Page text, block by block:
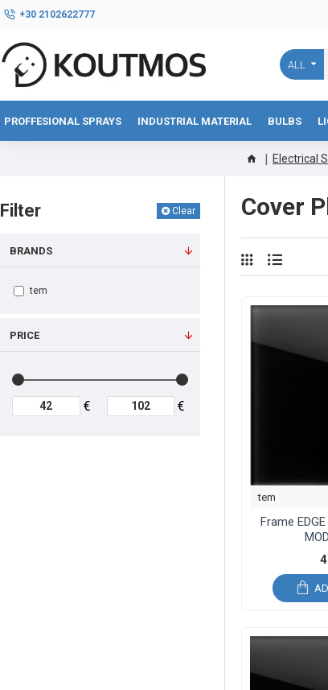
+30 2102622777
ALL
PROFFESIONAL SPRAYS INDUSTRIAL MATERIAL BULBS
Electrical
Filter Clear
PRICE
€ €
BRANDS
tem
Cover
tem
Frame